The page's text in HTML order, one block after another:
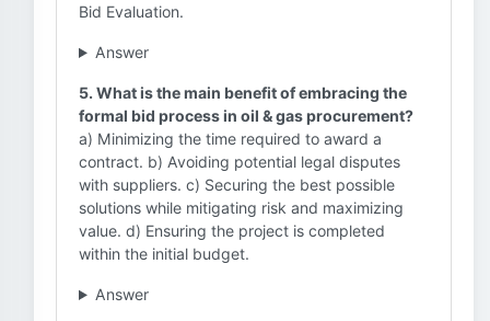
Bid Evaluation.
Answer
5. What is the main benefit of embracing the
formal bid process in oil & gas procurement?
a) Minimizing the time required to award a
contract. b) Avoiding potential legal disputes
with suppliers. c) Securing the best possible
solutions while mitigating risk and maximizing
value. d) Ensuring the project is completed
within the initial budget.
Answer